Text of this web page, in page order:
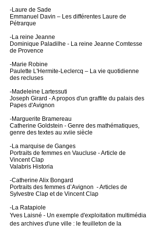
-Laure de Sade
Emmanuel Davin – Les différentes Laure de
Pétrarque
-La reine Jeanne
Dominique Paladilhe - La reine Jeanne Comtesse
de Provence
-Marie Robine
Paulette L'Hermite-Leclercq – La vie quotidienne
des recluses
-Madeleine Lartessuti
Joseph Girard - A propos d'un graffite du palais des
Papes d'Avignon
-Marguerite Bramereau
Catherine Goldstein - Genre des mathématiques,
genre des textes au xviie siècle
-La marquise de Ganges
Portraits de femmes en Vaucluse - Article de
Vincent Clap
Valabris Historia
-Catherine Alix Bongard
Portraits des femmes d’Avignon - Articles de
Sylvestre Clap et de Vincent Clap
-La Ratapiole
Yves Laisné - Un exemple d'exploitation multimédia
des archives d'une ville : le feuilleton de la